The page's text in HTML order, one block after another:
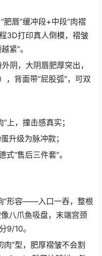
唇”缓冲段+中段“肉褶
3D打印真人倒模，褶皱
紧”。
阴，大阴唇肥厚突出，
，背面带“屁股弧”，可双
上，撞击感真实；
升级为脉冲款；
“售后三件套”。
”形容——入口一吞，整根
八爪鱼吸盘，末端宫颈
9/10。
肉”型，肥厚褶皱不会割